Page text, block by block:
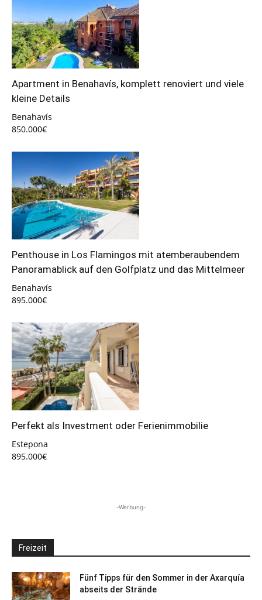
Apartment in Benahavís, komplett renoviert und viele
kleine Details
Benahavís
850.000€
Penthouse in Los Flamingos mit atemberaubendem
Panoramablick auf den Golfplatz und das Mittelmeer
Benahavís
895.000€
Perfekt als Investment oder Ferienimmobilie
Estepona
895.000€
-Werbung-
Freizeit
Fünf Tipps für den Sommer in der Axarquía
abseits der Strände